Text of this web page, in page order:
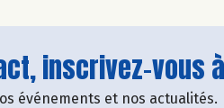
inscrivez-vous
événements et nos actualités.